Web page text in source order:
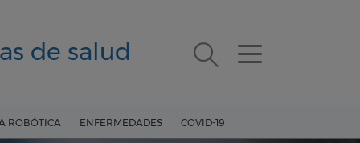
de salud
ROBÓTICA ENFERMEDADES COVID-19